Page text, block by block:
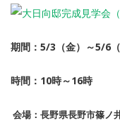
期間：5/3（金）～5/6（
時間：10時～16時
会場：長野県長野市篠ノ